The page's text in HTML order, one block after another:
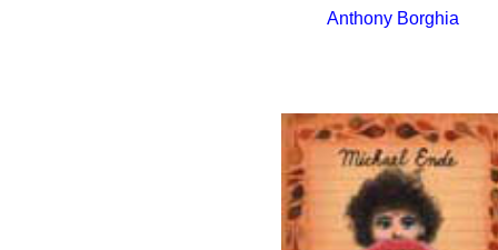
Anthony Borghia